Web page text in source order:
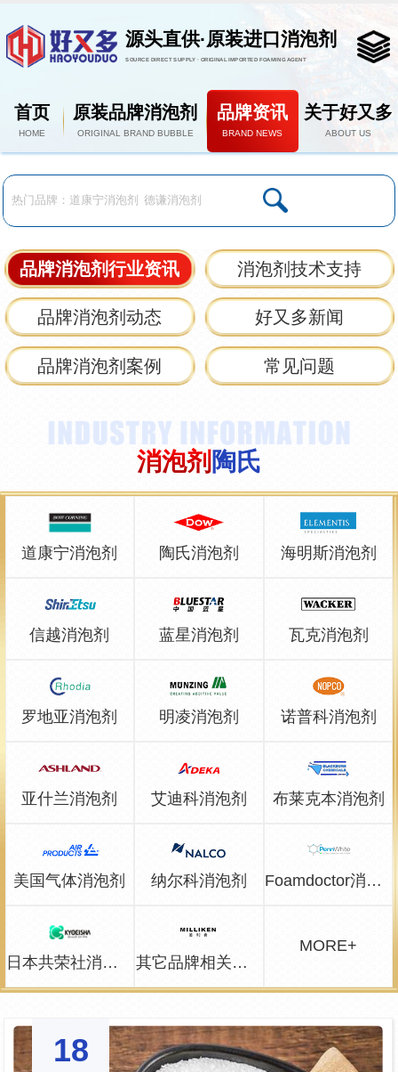
源头直供·原装进口消泡剂
SOURCE DIRECT SUPPLY · ORIGINAL IMPORTED FOAMING AGENT
首页
HOME
原装品牌消泡剂
ORIGINAL BRAND BUBBLE
品牌资讯
BRAND NEWS
关于好又多
ABOUT US
品牌消泡剂行业资讯 消泡剂技术支持
品牌消泡剂动态 好又多新闻
品牌消泡剂案例 常见问题
消泡剂陶氏
道康宁消泡剂 陶氏消泡剂 海明斯消泡剂
信越消泡剂 蓝星消泡剂 瓦克消泡剂
罗地亚消泡剂 明凌消泡剂 诺普科消泡剂
亚什兰消泡剂 艾迪科消泡剂 布莱克本消泡剂
美国气体消泡剂 纳尔科消泡剂 Foamdoctor消泡剂
日本共荣社消泡剂 其它品牌相关问题
MORE+
18